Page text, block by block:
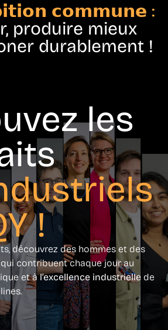
𝗰𝗼𝗺𝗺𝘂𝗻𝗲 :
produire mieux
durablement !
les
!
découvrez des hommes et des
contribuent chaque jour au
et àl’excellence industrielle de